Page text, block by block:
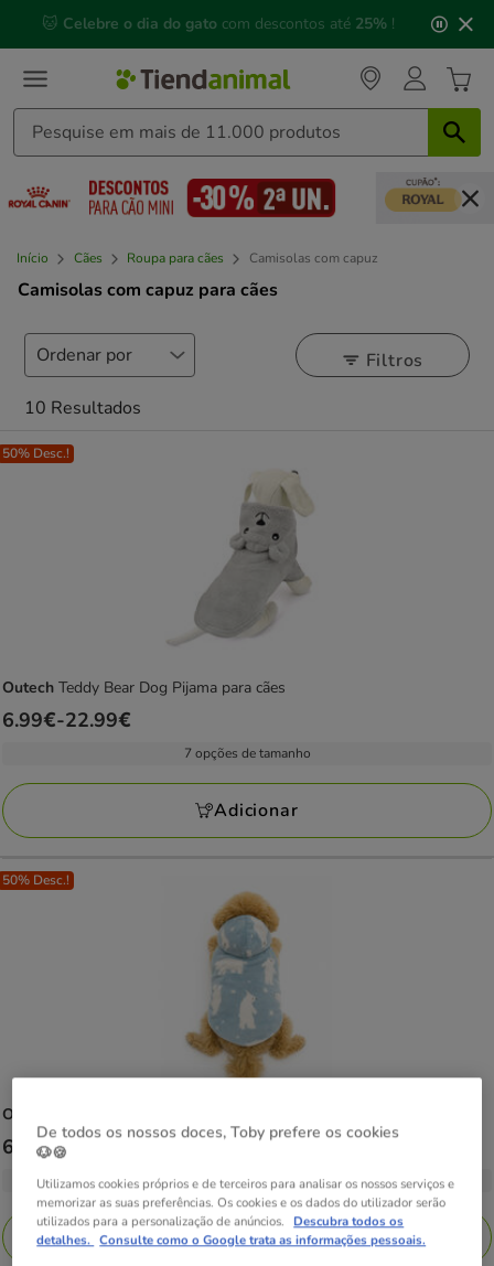
3,
mensagem,
📅 Compre até às 13h00 e receba a sua encomenda no
próximo dia útil⏰
Início Cães Roupa para cães Camisolas com capuz
Camisolas com capuz para cães
Filtros
10 Resultados
50% Desc.!
Outech Teddy Bear Dog Pijama para cães
Preço
a
22.99€
6.99€-22.99€
7 opções de tamanho
Adicionar
50% Desc.!
Outech
Preço
6.49€
a
15.99€
6.49€-15.99€
7 opções de tamanho
Adicionar
De todos os nossos doces, Toby prefere os cookies
🐶🍪
Utilizamos cookies próprios e de terceiros para analisar os nossos serviços e
memorizar as suas preferências. Os cookies e os dados do utilizador serão
utilizados para a personalização de anúncios. Descubra todos os
detalhes. Consulte como o Google trata as informações pessoais.